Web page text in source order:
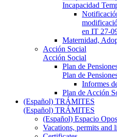
Incapacidad
en IT 27-
Maternidad,
Acción Social
Acción Social
Plan de
Plan de
Informes
Plan de Acción
(Español) TRÁMITES
(Español) TRÁMITES
(Español) Espacio
Vacations, permits and